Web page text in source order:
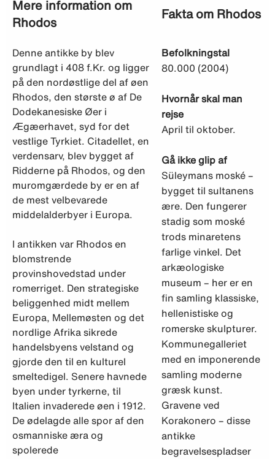
Mere information om
Rhodos
Fakta om Rhodos
Denne antikke by blev
grundlagt i 408 f.Kr. og ligger
på den nordøstlige del af øen
Rhodos, den største ø af De
Dodekanesiske Øer i
Ægæerhavet, syd for det
vestlige Tyrkiet. Citadellet, en
verdensarv, blev bygget af
Ridderne på Rhodos, og den
muromgærdede by er en af
de mest velbevarede
middelalderbyer i Europa.
I antikken var Rhodos en
blomstrende
provinshovedstad under
romerriget. Den strategiske
beliggenhed midt mellem
Europa, Mellemøsten og det
nordlige Afrika sikrede
handelsbyens velstand og
gjorde den til en kulturel
smeltedigel. Senere havnede
byen under tyrkerne, til
Italien invaderede øen i 1912.
De ødelagde alle spor af den
osmanniske æra og
spolerede
Befolkningstal
80.000 (2004)
Hvornår skal man
rejse
April til oktober.
Gå ikke glip af
Süleymans moské –
bygget til sultanens
ære. Den fungerer
stadig som moské
trods minaretens
farlige vinkel. Det
arkæologiske
museum – her er en
fin samling klassiske,
hellenistiske og
romerske skulpturer.
Kommunegalleriet
med en imponerende
samling moderne
græsk kunst.
Gravene ved
Korakonero – disse
antikke
begravelsespladser